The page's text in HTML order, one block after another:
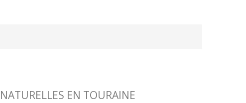
EN TOURAINE